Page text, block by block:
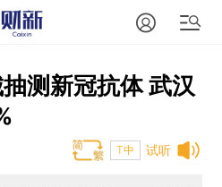
测新冠抗体 武汉
试听
T中